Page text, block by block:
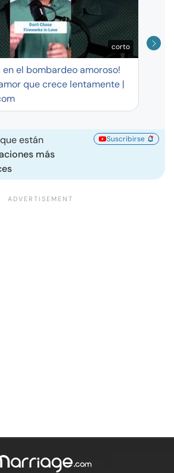
corto
en el bombardeo amoroso!
que crece lentamente |
están
más
Suscribirse